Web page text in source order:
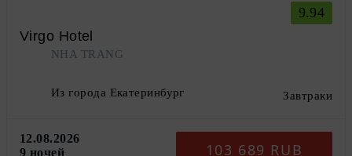
9.94
Virgo Hotel
NHA TRANG
Из города Екатеринбург Завтраки
12.08.2026
9 ночей
103 689 RUB